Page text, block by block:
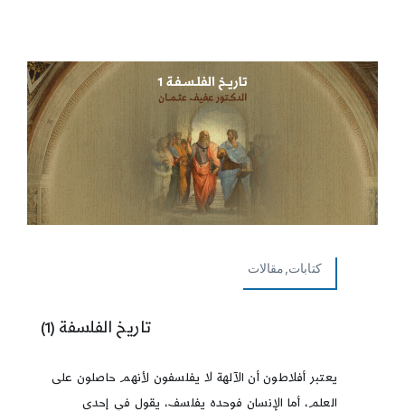
كتابات,مقالات
تاريخ الفلسفة (1)
يعتبر أفلاطون أن الآلهة لا يفلسفون لأنهم حاصلون على
العلم، أما الإنسان فوحده يفلسف، يقول في إحدى